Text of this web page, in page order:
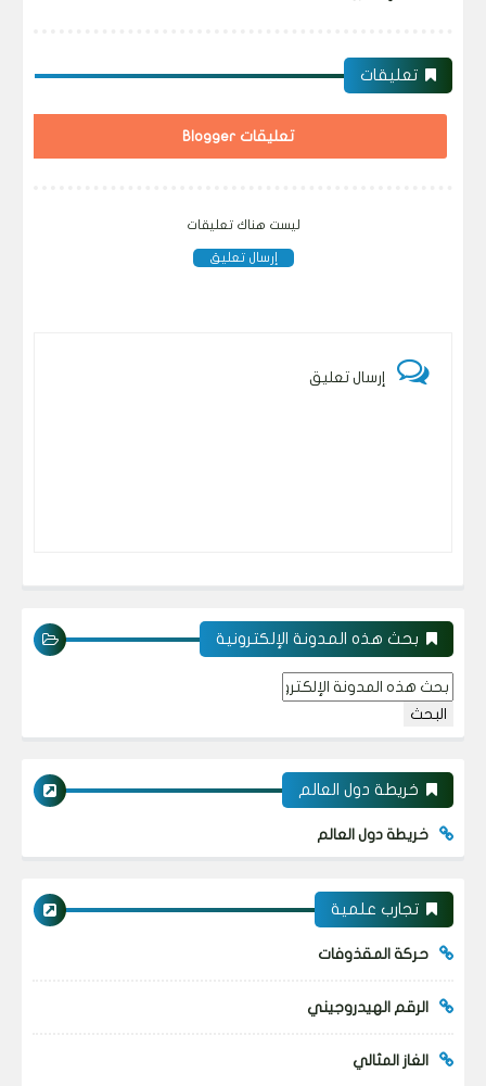
تعليقات
تعليقات Blogger
ليست هناك تعليقات
إرسال تعليق
إرسال تعليق
بحث هذه المدونة الإلكترونية
خريطة دول العالم
خريطة دول العالم
تجارب علمية
حركة المقذوفات
الرقم الهيدروجيني
الغاز المثالي